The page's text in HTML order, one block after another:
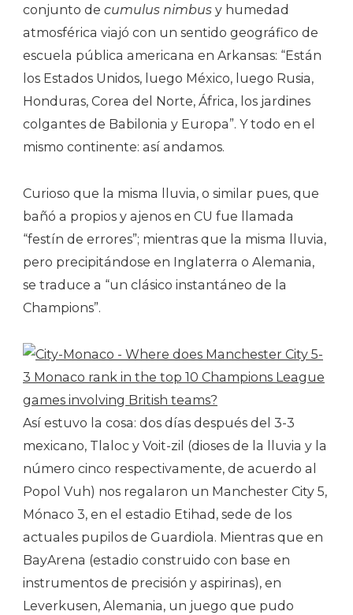
conjunto de cumulus nimbus y humedad
atmosférica viajó con un sentido geográfico de
escuela pública americana en Arkansas: “Están
los Estados Unidos, luego México, luego Rusia,
Honduras, Corea del Norte, África, los jardines
colgantes de Babilonia y Europa”. Y todo en el
mismo continente: así andamos.
Curioso que la misma lluvia, o similar pues, que
bañó a propios y ajenos en CU fue llamada
“festín de errores”; mientras que la misma lluvia,
pero precipitándose en Inglaterra o Alemania,
se traduce a “un clásico instantáneo de la
Champions”.
Así estuvo la cosa: dos días después del 3-3
mexicano, Tlaloc y Voit-zil (dioses de la lluvia y la
número cinco respectivamente, de acuerdo al
Popol Vuh) nos regalaron un Manchester City 5,
Mónaco 3, en el estadio Etihad, sede de los
actuales pupilos de Guardiola. Mientras que en
BayArena (estadio construido con base en
instrumentos de precisión y aspirinas), en
Leverkusen, Alemania, un juego que pudo